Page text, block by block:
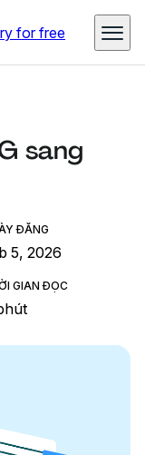
for free
sang
ĐĂNG
5, 2026
GIAN ĐỌC